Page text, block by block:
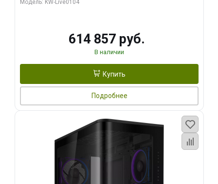
Модель: KW-Live0104
614 857 руб.
В наличии
Купить
Подробнее